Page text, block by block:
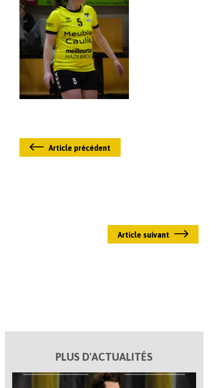
Article précédent
Article suivant
PLUS D'ACTUALITÉS